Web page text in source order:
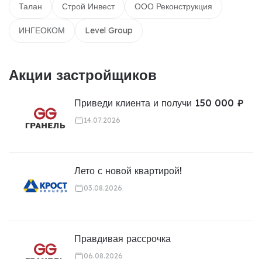
Талан Строй Инвест ООО Реконструкция
ИНГЕОКОМ Level Group
Акции застройщиков
Приведи клиента и получи 150 000 ₽
14.07.2026
Лето с новой квартирой!
03.08.2026
Правдивая рассрочка
06.08.2026